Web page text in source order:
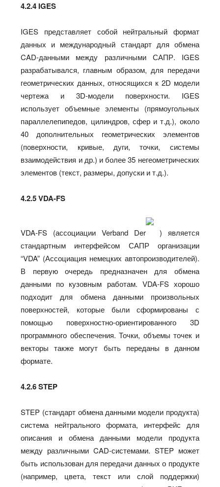
4.2.4 IGES
IGES представляет собой нейтральный формат
данных и международный стандарт для обмена
CAD-данными между различными САПР. IGES
разрабатывался, главным образом, для передачи
геометрических данных, относящихся к 2D модели
чертежа и 3D-модели поверхности. IGES
использует объемные элементы (прямоугольных
параллелепипедов, цилиндров, сфер и т.д.), около
40 дополнительных геометрических элементов
(поверхности, кривые, дуги, точки, системы
взаимодействия и др.) и более 35 негеометрических
элементов (текст, размеры, допуски и т.д.).
4.2.5 VDA-FS
VDA-FS (ассоциации Verband Der
) является
стандартным интерфейсом САПР организации
“VDA” (Ассоциация немецких автопроизводителей).
В первую очередь предназначен для обмена
данными по кузовным работам. VDA-FS хорошо
подходит для обмена данными произвольных
поверхностей, которые были сформированы с
помощью поверхностно-ориентированного 3D
программного обеспечения. Точки, объемы точек и
векторы также могут быть переданы в данном
формате.
4.2.6 STEP
STEP (стандарт обмена данными модели продукта)
система нейтрального формата, интерфейс для
описания и обмена данными модели продукта
между различными CAD-системами. STEP может
быть использован для передачи данных о продукте
(например, цвета, текст или слой поддержки)